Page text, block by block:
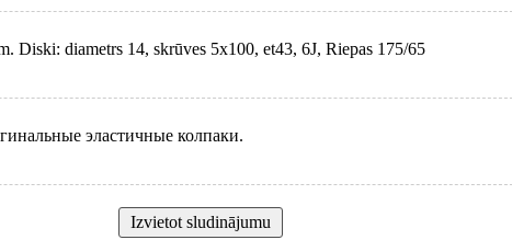
Diski: diametrs 14, skrūves 5x100, et43, 6J, Riepas 175/65
эластичные колпаки.